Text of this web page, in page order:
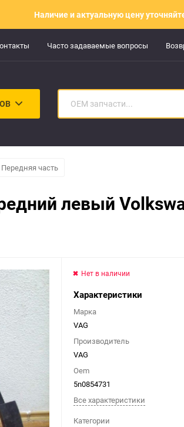
Наличие и актуальную цену
Часто задаваемые вопросы
Передняя часть
левый
Нет в наличии
Характеристики
Марка
VAG
Производитель
VAG
Oem
5n0854731
Все характеристики
Категории